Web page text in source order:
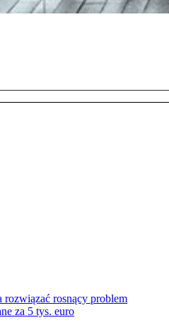
rosnący problem
za 5 tys. euro